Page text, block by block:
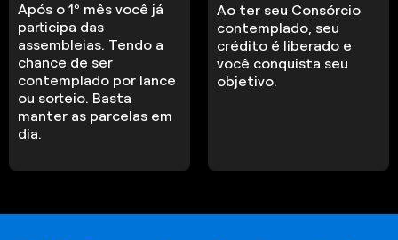
Após o 1º mês você já
participa das
assembleias. Tendo a
chance de ser
contemplado por lance
ou sorteio. Basta
manter as parcelas em
dia.
Ao ter seu Consórcio
contemplado, seu
crédito é liberado e
você conquista seu
objetivo.